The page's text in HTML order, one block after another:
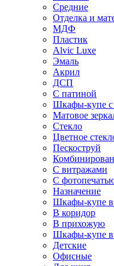
Средние
Отделка и
МДФ
Пластик
Alvic Luxe
Эмаль
Акрил
ДСП
С патиной
Шкафы-купе с
Матовое
Стекло
Цветное
Пескоструй
С витражами
С
Назначение
Шкафы-купе в
В коридор
В прихожую
Шкафы-купе в
Детские
Офисные